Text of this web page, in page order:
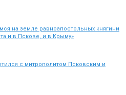
на земле равноапостольных княгини
и в Пскове, и в Крыму»
с митрополитом Псковским и